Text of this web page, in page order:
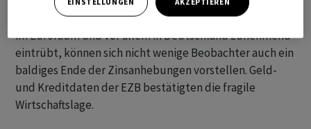
Linie bis zuletzt offen gelassen. Da sich die Konjunktur
im Euroraum und vor allem in Deutschland zunehmend
eintrübt, können sich nicht wenige Beobachter auch ein
baldiges Ende der Zinsanhebungen vorstellen. Geld-
und Kreditdaten der EZB bestätigten die fragile
Wirtschaftslage.
EINSTELLUNGEN AKZEPTIEREN